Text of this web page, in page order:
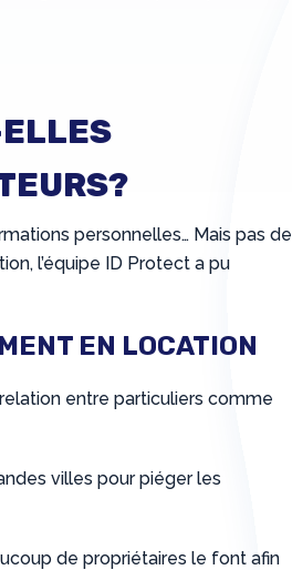
ELLES
personnelles… Mais pas de
l’équipe ID Protect a pu
EN LOCATION
entre particuliers comme
villes pour piéger les
de propriétaires le font afin